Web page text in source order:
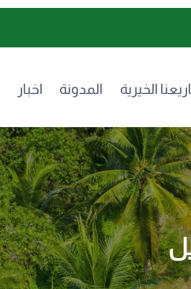
الخيرية المدونة اخبار